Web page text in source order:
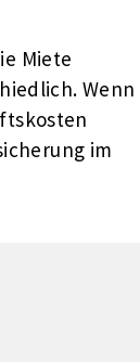
Miete
Wenn
im